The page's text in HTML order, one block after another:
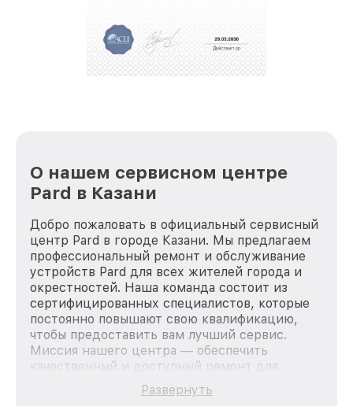
О нашем сервисном центре
Pard в Казани
Добро пожаловать в официальный сервисный
центр Pard в городе Казани. Мы предлагаем
профессиональный ремонт и обслуживание
устройств Pard для всех жителей города и
окрестностей. Наша команда состоит из
сертифицированных специалистов, которые
постоянно повышают свою квалификацию,
чтобы предоставить вам лучший сервис.
Миссия нашего центра — обеспечить
качественный и доступный ремонт для
каждого пользователя продукции Pard, вне
зависимости от сложности поломки. Мы
Развернуть